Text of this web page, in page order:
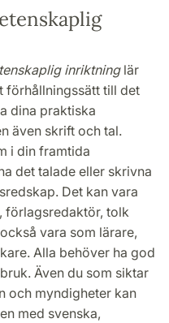
inriktninglär
förhållningssätt till det
dina praktiska
även skrift och tal.
i din framtida
det talade eller skrivna
Det kan vara
förlagsredaktör, tolk
vara som lärare,
Alla behöver ha god
Även du som siktar
och myndigheter kan
med svenska,